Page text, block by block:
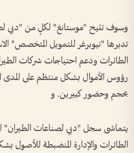
وسوف تتيح "موستانغ" لكلٍ من "دبي
تديرها "نيوبرغر للتمويل المتخصص"
الطائرات ودعم احتياجات شركات
رؤوس الأموال بشكل منتظم على المدى
بحجم وحضور كبيرين. و
يتماشى سجل "دبي لصناعات الطيران"
الطائرات والإدارة المنضبطة للأصول